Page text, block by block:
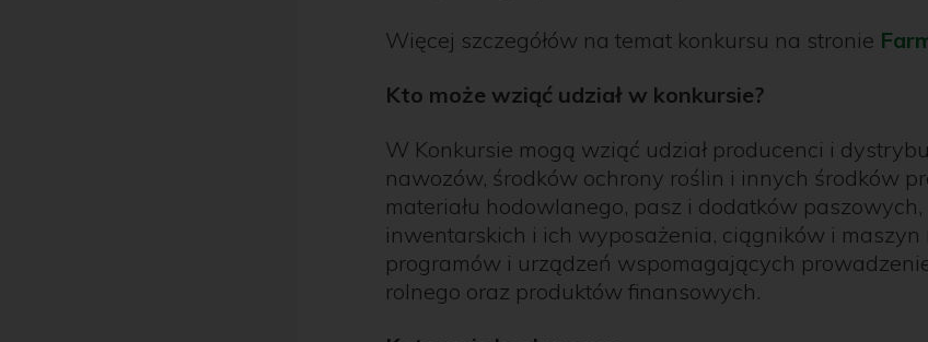
Więcej szczegółów na temat konkursu na stronie
Kto może wziąć udział w konkursie?
W Konkursie mogą wziąć udział producenci i
nawozów, środków ochrony roślin i innych środków
materiału hodowlanego, pasz i dodatków
inwentarskich i ich wyposażenia, ciągników i maszyn
programów i urządzeń wspomagających
rolnego oraz produktów finansowych.